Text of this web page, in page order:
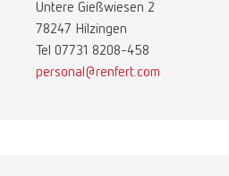
Untere Gießwiesen 2
78247 Hilzingen
Tel 07731 8208-458
personal@renfert.com